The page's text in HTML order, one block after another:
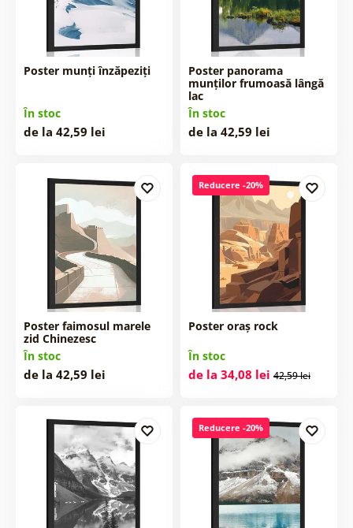
Poster munți înzăpeziți
În stoc
de la 42,59 lei
Poster panorama
munților frumoasă lângă
lac
În stoc
de la 42,59 lei
Poster faimosul marele
zid Chinezesc
În stoc
de la 42,59 lei
Reducere -20%
Poster oraș rock
În stoc
de la 34,08 lei 42,59 lei
Reducere -20%